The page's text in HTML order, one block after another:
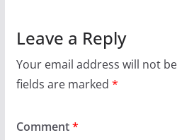
Leave a Reply
Your email address will not
fields are marked *
Comment*